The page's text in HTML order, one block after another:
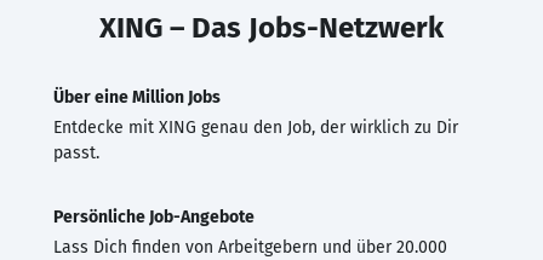
XING – Das Jobs-Netzwerk
Über eine Million Jobs
Entdecke mit XING genau den Job, der wirklich zu Dir
passt.
Persönliche Job-Angebote
Lass Dich finden von Arbeitgebern und über 20.000